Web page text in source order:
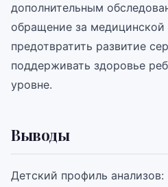
дополнительным
обращение за
предотвратить развитие
поддерживать здоровье
уровне.
Выводы
Детский профиль анализов: